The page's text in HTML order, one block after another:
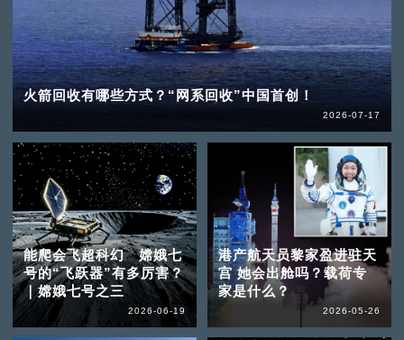
火箭回收有哪些方式？“网系回收”中国首创！
2026-07-17
能爬会飞超科幻 嫦娥七
号的“飞跃器”有多厉害？
｜嫦娥七号之三
2026-06-19
港产航天员黎家盈进驻天
宫 她会出舱吗？载荷专
家是什么？
2026-05-26